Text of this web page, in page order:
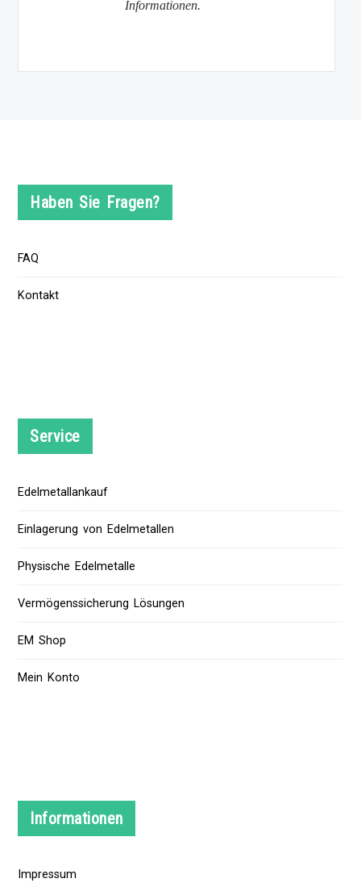
Informationen.
Haben Sie Fragen?
FAQ
Kontakt
Service
Edelmetallankauf
Einlagerung von Edelmetallen
Physische Edelmetalle
Vermögenssicherung Lösungen
EM Shop
Mein Konto
Informationen
Impressum